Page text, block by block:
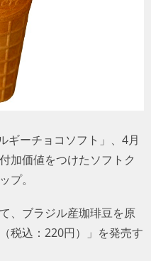
ス
ギーチョコソフト」、4月
加価値をつけたソフトク
プ。
、ブラジル産珈琲豆を原
税込：220円）」を発売す